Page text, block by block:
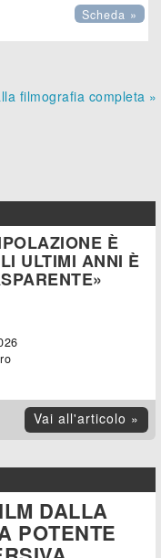
Scheda »
filmografia completa »
È
ULTIMI ANNI È
Vai all'articolo »
DALLA
POTENTE